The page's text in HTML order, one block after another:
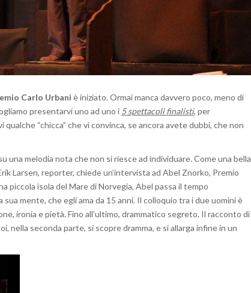
Carlo Urbani è iniziato. Ormai manca davvero poco, meno di
presentarvi uno ad uno i 5 spettacoli finalisti, per
“chicca” che vi convinca, se ancora avete dubbi, che non
una melodia nota che non si riesce ad individuare. Come una bella
Larsen, reporter, chiede un’intervista ad Abel Znorko, Premio
piccola isola del Mare di Norvegia, Abel passa il tempo
mente, che egli ama da 15 anni. Il colloquio tra i due uomini è
ironia e pietà. Fino all’ultimo, drammatico segreto. Il racconto di
nella seconda parte, si scopre dramma, e si allarga infine in un